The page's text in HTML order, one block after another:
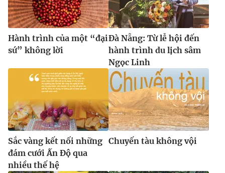
Hành trình của một “đại
sứ” không lời
Đà Nẵng: Từ lễ hội đến
hành trình du lịch sâm
Ngọc Linh
Sắc vàng kết nối những
đám cưới Ấn Độ qua
nhiều thế hệ
Chuyến tàu không vội